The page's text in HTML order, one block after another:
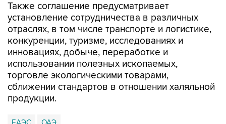
Также соглашение предусматривает
установление сотрудничества в различных
отраслях, в том числе транспорте и логистике,
конкуренции, туризме, исследованиях и
инновациях, добыче, переработке и
использовании полезных ископаемых,
торговле экологическими товарами,
сближении стандартов в отношении халяльной
продукции.